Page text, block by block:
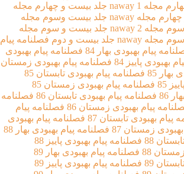
مجله naway 1 جلد بیست و چهارم
مجله
مجله naway جلد بیست وسوم
مجله
مجله naway 2 جلد بیست و سوم
مجله
مجله naway جلد بیست و دوم
فصلنامه پیام
پیام بهبودی بهار 84
فصلنامه پیام بهبودی
بهبودی پاییز 84
فصلنامه پیام بهبودی زمستان
85
فصلنامه پیام بهبودی تابستان 85
85
فصلنامه پیام بهبودی زمستان 85
86
فصلنامه پیام بهبودی تابستان 86
فصلنامه
پیام بهبودی زمستان 86
فصلنامه پیام
پیام بهبودی تابستان 87
فصلنامه پیام بهبودی
زمستان 87
فصلنامه پیام بهبودی بهار 88
88
فصلنامه پیام بهبودی پاییز 88
88
فصلنامه پیام بهبودی بهار 89
89
فصلنامه پیام بهبودی پاییز 89